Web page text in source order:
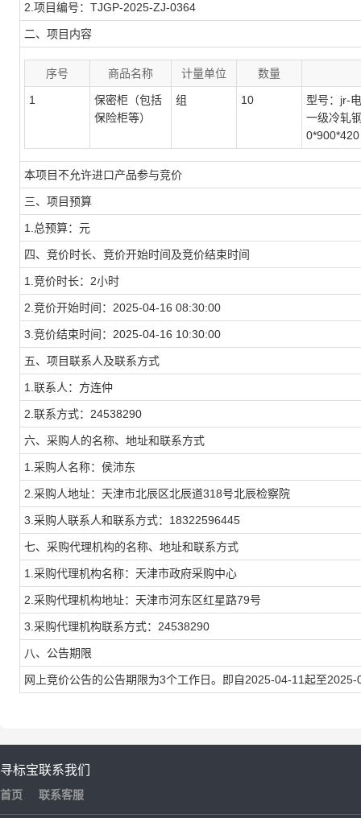
2.项目编号： TJGP-2025-ZJ-0364
二、项目内容
序号 商品名称 计量单位 数量
1
保密柜（包括
保险柜等）
组 10
型号：jr-
一级冷轧
0*900*420
本项目不允许进口产品参与竞价
三、项目预算
1.总预算：元
四、竞价时长、竞价开始时间及竞价结束时间
1.竞价时长： 2小时
2.竞价开始时间： 2025-04-16 08:30:00
3.竞价结束时间： 2025-04-16 10:30:00
五、项目联系人及联系方式
1.联系人： 方连仲
2.联系方式： 24538290
六、采购人的名称、地址和联系方式
1.采购人名称： 侯沛东
2.采购人地址： 天津市北辰区北辰道318号北辰检察院
3.采购人联系人和联系方式： 18322596445
七、采购代理机构的名称、地址和联系方式
1.采购代理机构名称： 天津市政府采购中心
2.采购代理机构地址： 天津市河东区红星路79号
3.采购代理机构联系方式： 24538290
八、公告期限
网上竞价公告的公告期限为3个工作日。即自2025-04-11起至2025-
寻标宝
首页
联系我们
联系客服